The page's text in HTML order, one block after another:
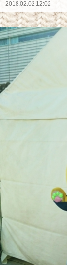
2018.02.02 12:02